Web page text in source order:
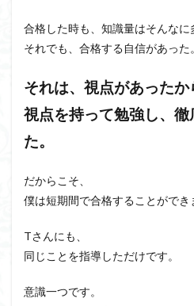
合格した時も、知識量はそんなに
それでも、合格する自信があった。
それは、視点があったか
視点を持って勉強し、
た。
だからこそ、
僕は短期間で合格することができ
Tさんにも、
同じことを指導しただけです。
意識一つです。